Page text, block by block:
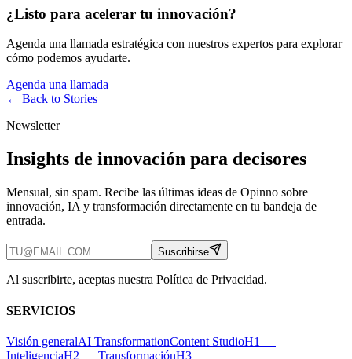
¿Listo para acelerar tu innovación?
Agenda una llamada estratégica con nuestros expertos para explorar
cómo podemos ayudarte.
Agenda una llamada
← Back to Stories
Newsletter
Insights de innovación para decisores
Mensual, sin spam. Recibe las últimas ideas de Opinno sobre
innovación, IA y transformación directamente en tu bandeja de
entrada.
Suscribirse
Al suscribirte, aceptas nuestra Política de Privacidad.
SERVICIOS
Visión generalAI TransformationContent StudioH1 —
InteligenciaH2 — TransformaciónH3 —